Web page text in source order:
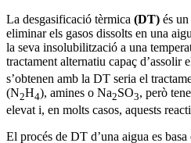
La desgasificació tèrmica (DT) és
eliminar els gasos dissolts en una
la seva insolubilització a una
tractament alternatiu capaç d’assolir
s’obtenen amb la DT seria el
(N2H4), amines o Na2SO3, però
elevat i, en molts casos, aquests
El procés de DT d’una aigua es